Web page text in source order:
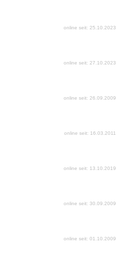
online seit: 25.10.2023
online seit: 27.10.2023
online seit: 26.09.2009
online seit: 16.03.2011
online seit: 13.10.2019
online seit: 30.09.2009
online seit: 01.10.2009